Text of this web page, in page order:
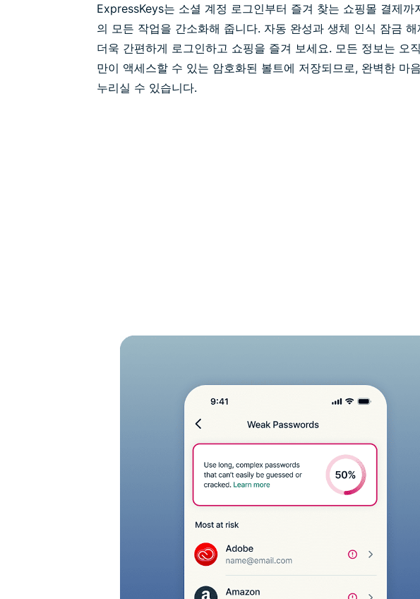
ExpressKeys는 소셜 계정 로그인부터 즐겨 찾는 쇼핑몰 결제까
의 모든 작업을 간소화해 줍니다. 자동 완성과 생체 인식 잠금 해
더욱 간편하게 로그인하고 쇼핑을 즐겨 보세요. 모든 정보는 오
만이 액세스할 수 있는 암호화된 볼트에 저장되므로, 완벽한 마
누리실 수 있습니다.